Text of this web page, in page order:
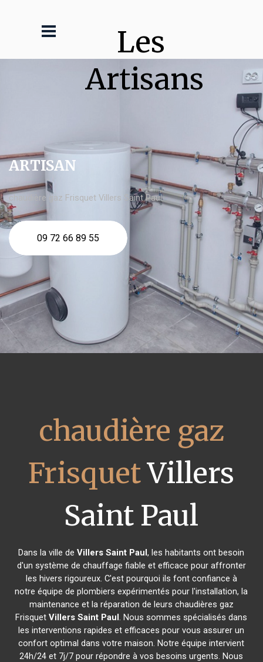
Les
Artisans
ARTISAN
chaudière gaz Frisquet Villers Saint Paul
09 72 66 89 55
chaudière gaz
FrisquetVillers
Saint Paul
Dans la ville deVillers Saint Paul, les habitants ont besoin
d'un système de chauffage fiable et efficace pour affronter
les hivers rigoureux. C'est pourquoi ils font confiance à
notre équipe de plombiers expérimentés pour l'installation, la
maintenance et la réparation de leurs chaudières gaz
FrisquetVillers Saint Paul. Nous sommes spécialisés dans
les interventions rapides et efficaces pour vous assurer un
confort optimal dans votre maison. Notre équipe intervient
24h/24 et 7j/7 pour répondre à vos besoins urgents. Nous